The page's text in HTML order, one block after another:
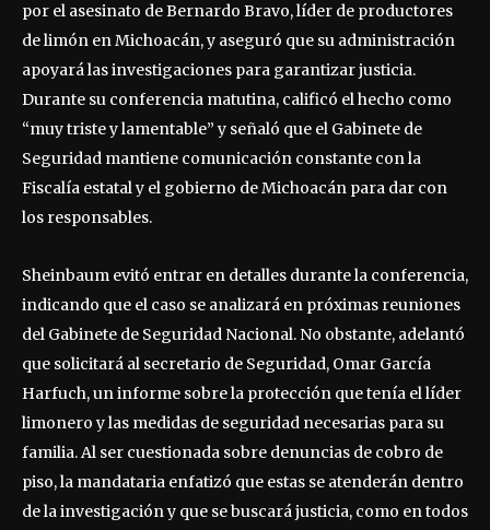
por el asesinato de Bernardo Bravo, líder de productores
de limón en Michoacán, y aseguró que su administración
apoyará las investigaciones para garantizar justicia.
Durante su conferencia matutina, calificó el hecho como
“muy triste y lamentable” y señaló que el Gabinete de
Seguridad mantiene comunicación constante con la
Fiscalía estatal y el gobierno de Michoacán para dar con
los responsables.
Sheinbaum evitó entrar en detalles durante la conferencia,
indicando que el caso se analizará en próximas reuniones
del Gabinete de Seguridad Nacional. No obstante, adelantó
que solicitará al secretario de Seguridad, Omar García
Harfuch, un informe sobre la protección que tenía el líder
limonero y las medidas de seguridad necesarias para su
familia. Al ser cuestionada sobre denuncias de cobro de
piso, la mandataria enfatizó que estas se atenderán dentro
de la investigación y que se buscará justicia, como en todos